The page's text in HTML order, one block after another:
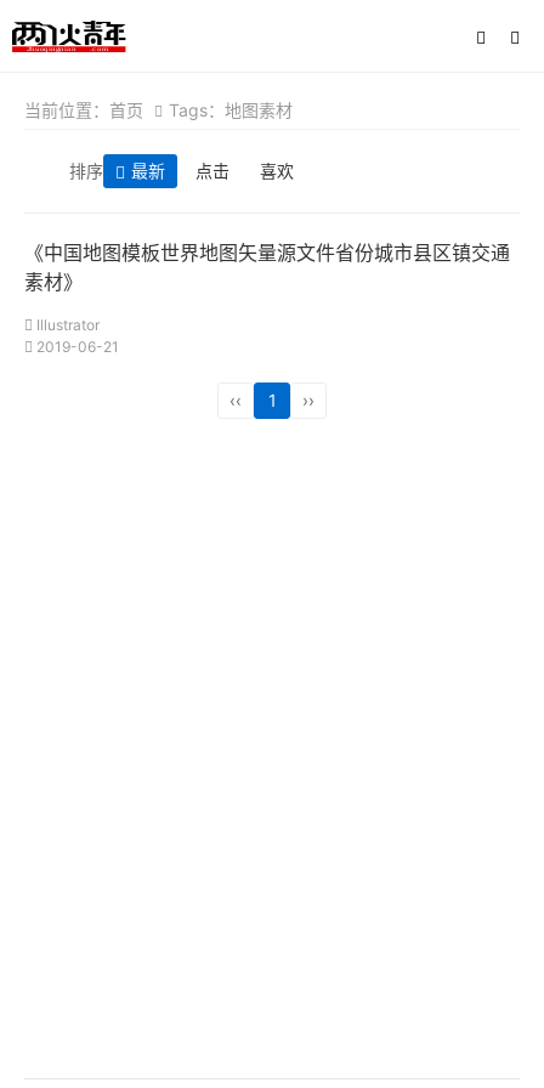
当前位置： 首页 Tags：地图素材
排序 最新 点击 喜欢
《中国地图模板世界地图矢量源文件省份城市县区镇交通
素材》
Illustrator
2019-06-21
‹‹ 1 ››